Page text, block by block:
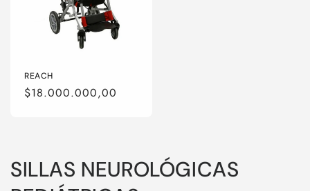
REACH
Precio
$18.000.000,00
SILLAS NEUROLÓGICAS